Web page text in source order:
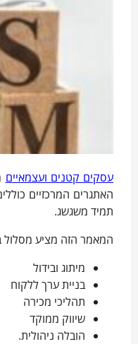
עסקים קטנים ועצמאיים
האתגרים המרכזיים
תמיד משגשג.
המאמר הזה מציע מסלול
מיתוג ובידול
בניית ערך ללקוח
תהליכי מכירה
שיווק ממוקד
הובלה ניהולית.